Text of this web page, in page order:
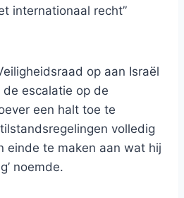
internationaal recht”
op aan Israël
escalatie op de
een halt toe te
volledig
einde te maken aan wat hij
noemde.